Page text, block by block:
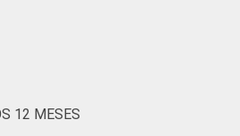
46
12 MESES